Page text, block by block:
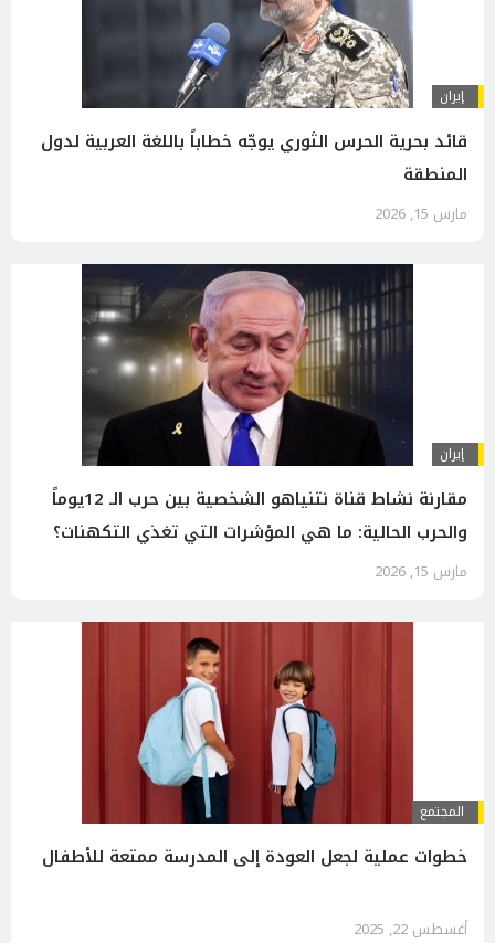
إيران
قائد بحرية الحرس الثوري يوجّه خطاباً باللغة العربية لدول
المنطقة
مارس 15, 2026
إيران
مقارنة نشاط قناة نتنياهو الشخصية بين حرب الـ 12يوماً
والحرب الحالية: ما هي المؤشرات التي تغذي التكهنات؟
مارس 15, 2026
المجتمع
خطوات عملية لجعل العودة إلى المدرسة ممتعة للأطفال
أغسطس 22, 2025